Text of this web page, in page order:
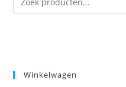
Winkelwagen